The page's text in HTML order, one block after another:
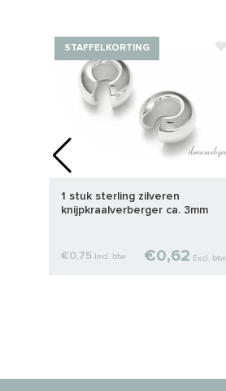
STAFFELKORTING
1 stuk sterling zilveren
knijpkraalverberger ca. 3mm
€0,75 Incl. btw €0,62 Excl. btw